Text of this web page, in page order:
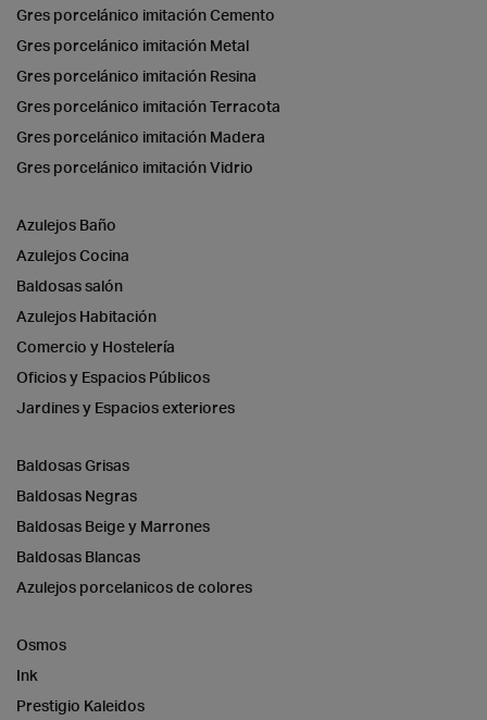
Gres porcelánico imitación Cemento
Gres porcelánico imitación Metal
Gres porcelánico imitación Resina
Gres porcelánico imitación Terracota
Gres porcelánico imitación Madera
Gres porcelánico imitación Vidrio
Azulejos Baño
Azulejos Cocina
Baldosas salón
Azulejos Habitación
Comercio y Hostelería
Oficios y Espacios Públicos
Jardines y Espacios exteriores
Baldosas Grisas
Baldosas Negras
Baldosas Beige y Marrones
Baldosas Blancas
Azulejos porcelanicos de colores
Osmos
Ink
Prestigio Kaleidos